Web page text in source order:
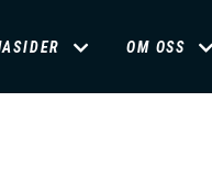
OM OSS